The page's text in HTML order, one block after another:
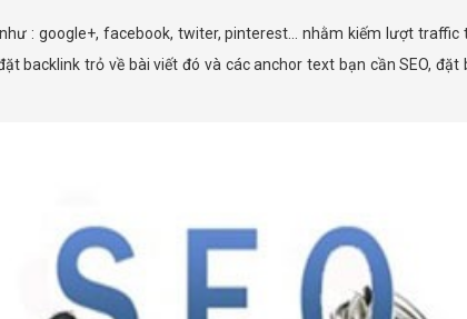
: google+, facebook, twiter, pinterest... nhằm kiếm lượt
backlink trỏ về bài viết đó và các anchor text bạn cần SEO,